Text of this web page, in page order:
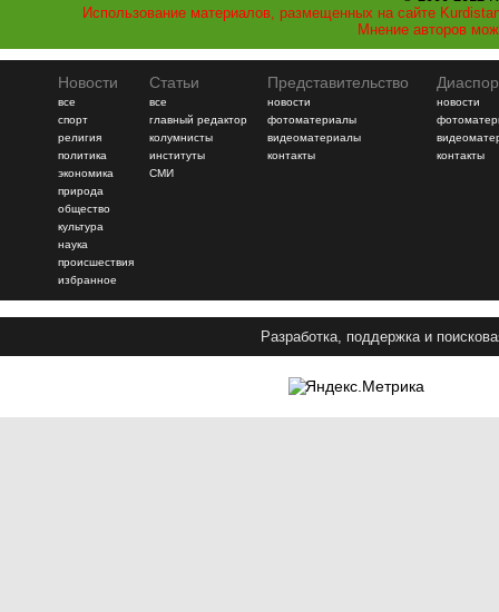
Использование материалов, размещенных на сайте
Мнение авторов
Новости
все
спорт
религия
политика
экономика
природа
общество
культура
наука
происшествия
избранное
Статьи
все
главный редактор
колумнисты
институты
СМИ
Представительство
новости
фотоматериалы
видеоматериалы
контакты
новости
контакты
Разработка, поддержка и